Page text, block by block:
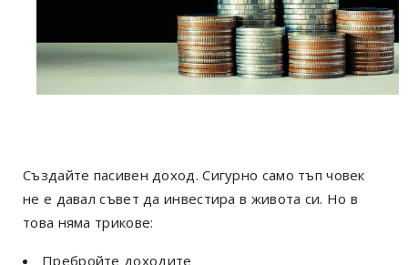
Създайте пасивен доход. Сигурно само тъп човек
не е давал съвет да инвестира в живота си. Но в
това няма трикове:
Пребройте доходите